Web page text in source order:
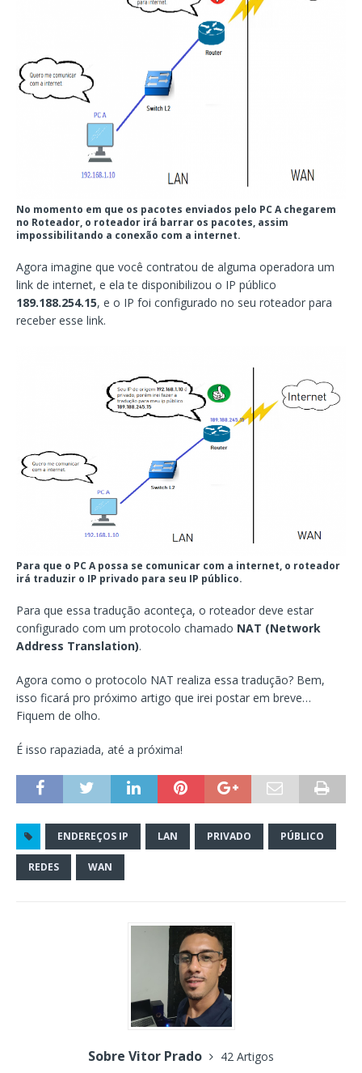
No momento em que os pacotes enviados pelo PC A chegarem
no Roteador, o roteador irá barrar os pacotes, assim
impossibilitando a conexão com a internet.
Agora imagine que você contratou de alguma operadora um
link de internet, e ela te disponibilizou o IP público
189.188.254.15, e o IP foi configurado no seu roteador para
receber esse link.
Para que o PC A possa se comunicar com a internet, o roteador
irá traduzir o IP privado para seu IP público.
Para que essa tradução aconteça, o roteador deve estar
configurado com um protocolo chamado NAT (Network
Address Translation).
Agora como o protocolo NAT realiza essa tradução? Bem,
isso ficará pro próximo artigo que irei postar em breve…
Fiquem de olho.
É isso rapaziada, até a próxima!
ENDEREÇOS IP LAN PRIVADO PÚBLICO
REDES WAN
Sobre Vitor Prado 42 Artigos